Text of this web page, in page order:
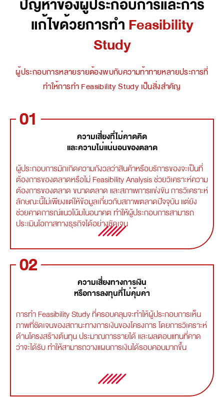
แก้ไขด้วยการทำFeasibility
Study
ผู้ประกอบการหลายรายต้องพบกับความท้าทายหลายประการที่
ทำให้การทำ Feasibility Study เป็นสิ่งสำคัญ
01
ความเสี่ยงที่ไม่คาดคิด
และความไม่แน่นอนของตลาด
ผู้ประกอบการมักเกิดความกังวลว่าสินค้าหรือบริการของจะเป็นที่
ต้องการของตลาดหรือไม่ Feasibility Analysis ช่วยวิเคราะห์ความ
ต้องการของตลาด ขนาดตลาด และสภาพการแข่งขัน การวิเคราะห์
ลักษณะนี้ไม่เพียงแต่ให้ข้อมูลเกี่ยวกับสภาพตลาดปัจจุบัน แต่ยัง
ช่วยคาดการณ์แนวโน้มในอนาคต ทำให้ผู้ประกอบการสามารถ
ประเมินโอกาสทางธุรกิจได้อย่างชัดเจน
02
ความเสี่ยงทางการเงิน
หรือการลงทุนที่ไม่คุ้มค่า
การทำ Feasibility Study ที่ครอบคลุมจะทำให้ผู้ประกอบการเห็น
ภาพที่ชัดเจนของสถานะทางการเงินของโครงการ โดยการวิเคราะห์
ด้านโครงสร้างต้นทุน ประมาณการรายได้ และผลตอบแทนที่คาด
ว่าจะได้รับ ทำให้สามารถวางแผนการเงินได้รอบคอบมากขึ้น